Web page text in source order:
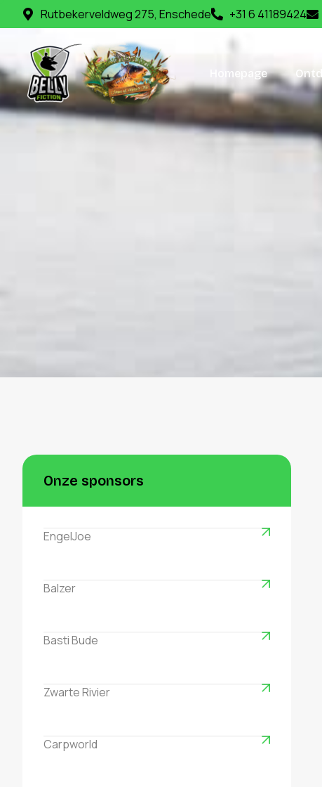
Rutbekerveldweg 275, Enschede +31 6 41189424
Homepage
Onze sponsors
EngelJoe
Balzer
Basti Bude
Zwarte Rivier
Carpworld